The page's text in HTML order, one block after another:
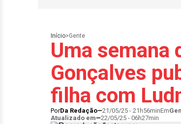
Início>Gente
Uma semana
Gonçalves
filha com
PorDa Redação 21/05/25 - 21h56minEm
Atualizado em
22/05/25 - 06h27min